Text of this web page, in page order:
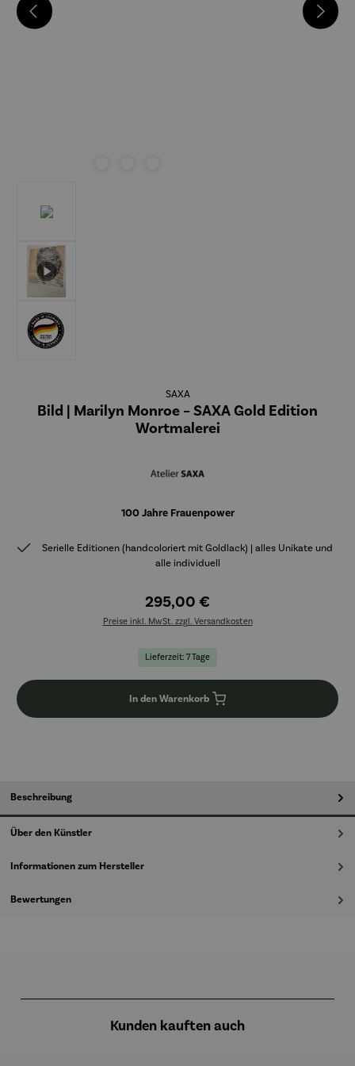
SAXA
Bild | Marilyn Monroe – SAXA Gold Edition
Wortmalerei
100 Jahre Frauenpower
Serielle Editionen (handcoloriert mit Goldlack) | alles Unikate und
alle individuell
295,00 €
Preise inkl. MwSt. zzgl. Versandkosten
Lieferzeit: 7 Tage
In den Warenkorb
Beschreibung
Über den Künstler
Informationen zum Hersteller
Bewertungen
Kunden kauften auch